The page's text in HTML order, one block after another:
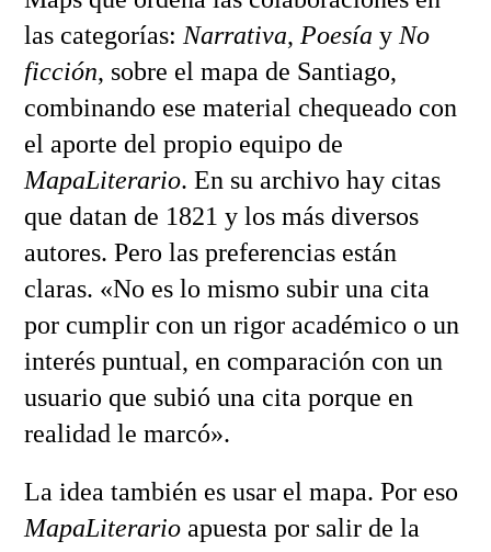
las categorías: Narrativa, Poesía y No
ficción, sobre el mapa de Santiago,
combinando ese material chequeado con
el aporte del propio equipo de
MapaLiterario. En su archivo hay citas
que datan de 1821 y los más diversos
autores. Pero las preferencias están
claras. «No es lo mismo subir una cita
por cumplir con un rigor académico o un
interés puntual, en comparación con un
usuario que subió una cita porque en
realidad le marcó».
La idea también es usar el mapa. Por eso
MapaLiterarioapuesta por salir de la